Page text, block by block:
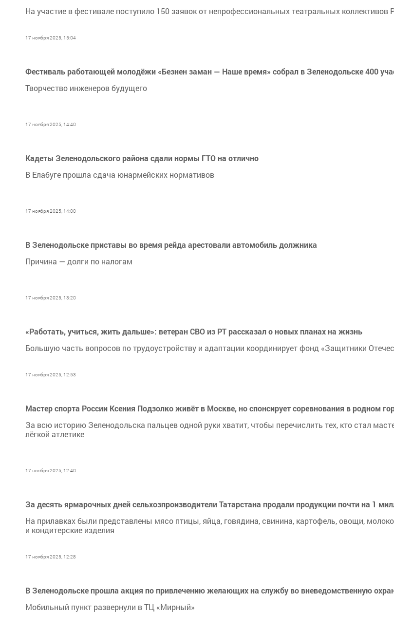
На участие в фестивале поступило 150 заявок от непрофессиональных театральных коллективов
17 ноября 2025, 15:04
Фестиваль работающей молодёжи «Безнен заман — Наше время» собрал в Зеленодольске 400
Творчество инженеров будущего
17 ноября 2025, 14:40
Кадеты Зеленодольского района сдали нормы ГТО на отлично
В Елабуге прошла сдача юнармейских нормативов
17 ноября 2025, 14:00
В Зеленодольске приставы во время рейда арестовали автомобиль должника
Причина — долги по налогам
17 ноября 2025, 13:20
«Работать, учиться, жить дальше»: ветеран СВО из РТ рассказал о новых планах на жизнь
Большую часть вопросов по трудоустройству и адаптации координирует фонд «Защитники
17 ноября 2025, 12:53
Мастер спорта России Ксения Подзолко живёт в Москве, но спонсирует соревнования в родном
За всю историю Зеленодольска пальцев одной руки хватит, чтобы перечислить тех, кто стал
лёгкой атлетике
17 ноября 2025, 12:40
За десять ярмарочных дней сельхозпроизводители Татарстана продали продукции почти на 1
На прилавках были представлены мясо птицы, яйца, говядина, свинина, картофель, овощи,
и кондитерские изделия
17 ноября 2025, 12:28
В Зеленодольске прошла акция по привлечению желающих на службу во вневедомственную
Мобильный пункт развернули в ТЦ «Мирный»